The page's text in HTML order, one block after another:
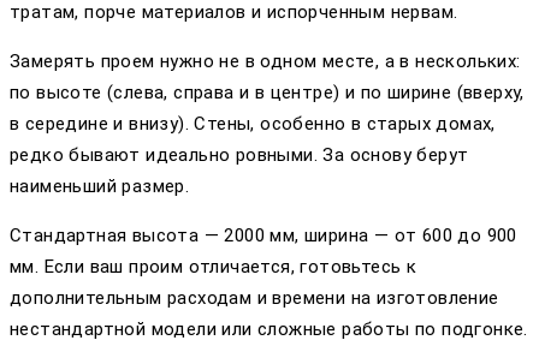
тратам, порче материалов и испорченным нервам.
Замерять проем нужно не в одном месте, а в нескольких:
по высоте (слева, справа и в центре) и по ширине (вверху,
в середине и внизу). Стены, особенно в старых домах,
редко бывают идеально ровными. За основу берут
наименьший размер.
Стандартная высота — 2000 мм, ширина — от 600 до 900
мм. Если ваш проим отличается, готовьтесь к
дополнительным расходам и времени на изготовление
нестандартной модели или сложные работы по подгонке.